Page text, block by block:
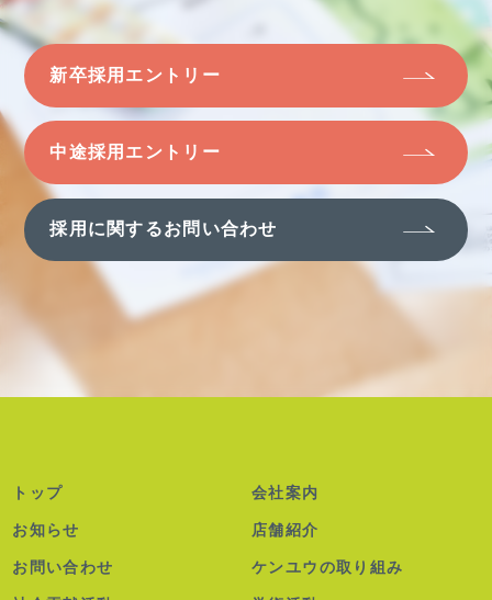
新卒採用エントリー
中途採用エントリー
採用に関するお問い合わせ
トップ 会社案内
お知らせ 店舗紹介
お問い合わせ ケンユウの取り組み